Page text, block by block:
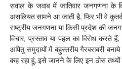
सवाल के जवाब में जातिवार जनगणना के
असलियत सामने आ जाती है. फिर भी वे
राष्ट्रीय जनगणना या किसी प्रदेश की
विचार, प्रस्ताव या पहल का विरोध करते
अपितु समुदायों में बहुस्तरीय गैरबराबरी
कह रहा हूं, इसे जानने के लिए इन ठोस